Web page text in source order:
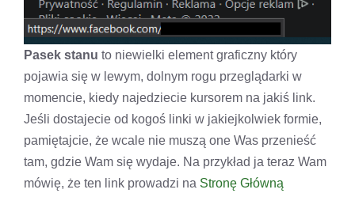
Pasek stanu to niewielki element graficzny który
pojawia się w lewym, dolnym rogu przeglądarki w
momencie, kiedy najedziecie kursorem na jakiś link.
Jeśli dostajecie od kogoś linki w jakiejkolwiek formie,
pamiętajcie, że wcale nie muszą one Was przenieść
tam, gdzie Wam się wydaje. Na przykład ja teraz Wam
mówię, że ten link prowadzi na Stronę Główną